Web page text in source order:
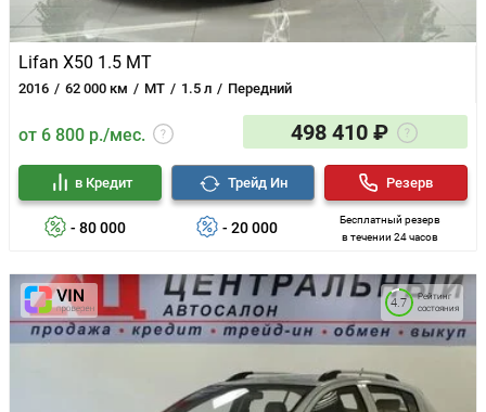
Lifan X50 1.5 MT
2016 62 000 км MT 1.5 л Передний
от 6 800 р./мес. 498 410 ₽
- 80 000
в Кредит
- 20 000
Трейд Ин
Бесплатный резерв
в течении 24 часов
Резерв
Рейтинг
состояния
4.7